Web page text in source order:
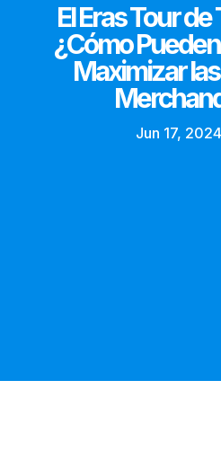
El Eras Tour
¿Cómo
Maximizar
Jun 17, 2024